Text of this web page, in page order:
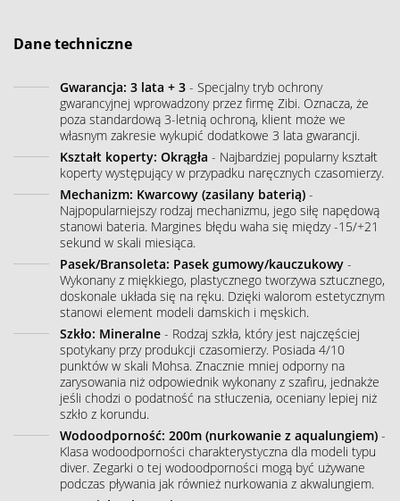
Dane techniczne
Gwarancja: 3 lata + 3 - Specjalny tryb ochrony
gwarancyjnej wprowadzony przez firmę Zibi. Oznacza, że
poza standardową 3-letnią ochroną, klient może we
własnym zakresie wykupić dodatkowe 3 lata gwarancji.
Kształt koperty: Okrągła - Najbardziej popularny kształt
koperty występujący w przypadku naręcznych czasomierzy.
Mechanizm: Kwarcowy (zasilany baterią) -
Najpopularniejszy rodzaj mechanizmu, jego siłę napędową
stanowi bateria. Margines błędu waha się między -15/+21
sekund w skali miesiąca.
Pasek/Bransoleta: Pasek gumowy/kauczukowy -
Wykonany z miękkiego, plastycznego tworzywa sztucznego,
doskonale układa się na ręku. Dzięki walorom estetycznym
stanowi element modeli damskich i męskich.
Szkło: Mineralne - Rodzaj szkła, który jest najczęściej
spotykany przy produkcji czasomierzy. Posiada 4/10
punktów w skali Mohsa. Znacznie mniej odporny na
zarysowania niż odpowiednik wykonany z szafiru, jednakże
jeśli chodzi o podatność na stłuczenia, oceniany lepiej niż
szkło z korundu.
Wodoodporność: 200m (nurkowanie z aqualungiem) -
Klasa wodoodporności charakterystyczna dla modeli typu
diver. Zegarki o tej wodoodporności mogą być używane
podczas pływania jak również nurkowania z akwalungiem.